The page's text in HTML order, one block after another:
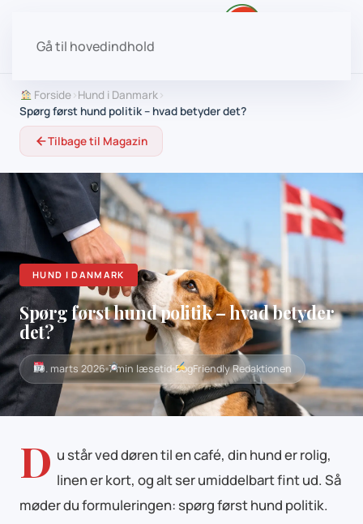
Gå til hovedindhold
Forside›Hund i Danmark›
Spørg først hund politik – hvad betyder det?
Tilbage til Magazin
HUND I DANMARK
Spørg først hund politik – hvad betyder
det?
29. marts 2026 7 min læsetid DogFriendly Redaktionen
D u står ved døren til en café, din hund er rolig,
linen er kort, og alt ser umiddelbart fint ud. Så
møder du formuleringen: spørg først hund politik.